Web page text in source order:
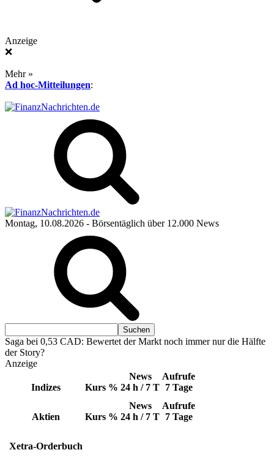
Anzeige
❌
Mehr »
Ad hoc-Mitteilungen:
Montag, 10.08.2026 - Börsentäglich über 12.000 News
Saga bei 0,53 CAD: Bewertet der Markt noch immer nur die Hälfte
der Story?
Anzeige
Indizes Kurs %
News
24 h / 7 T
Aufrufe
7 Tage
Aktien Kurs %
News
24 h / 7 T
Aufrufe
7 Tage
Xetra-Orderbuch